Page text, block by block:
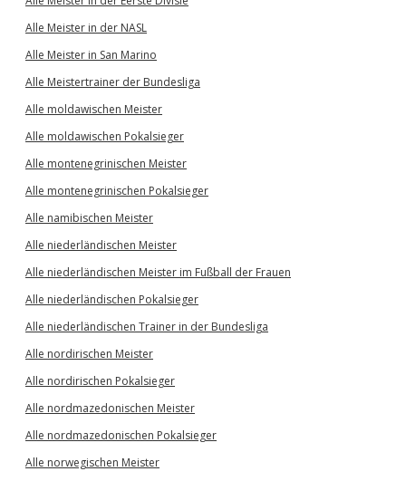
Alle Meister in der NASL
Alle Meister in San Marino
Alle Meistertrainer der Bundesliga
Alle moldawischen Meister
Alle moldawischen Pokalsieger
Alle montenegrinischen Meister
Alle montenegrinischen Pokalsieger
Alle namibischen Meister
Alle niederländischen Meister
Alle niederländischen Meister im Fußball der Frauen
Alle niederländischen Pokalsieger
Alle niederländischen Trainer in der Bundesliga
Alle nordirischen Meister
Alle nordirischen Pokalsieger
Alle nordmazedonischen Meister
Alle nordmazedonischen Pokalsieger
Alle norwegischen Meister